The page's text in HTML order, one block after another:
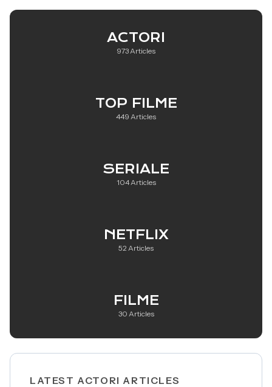
ACTORI
973 Articles
TOP FILME
449 Articles
SERIALE
104 Articles
NETFLIX
52 Articles
FILME
30 Articles
LATEST ACTORI ARTICLES